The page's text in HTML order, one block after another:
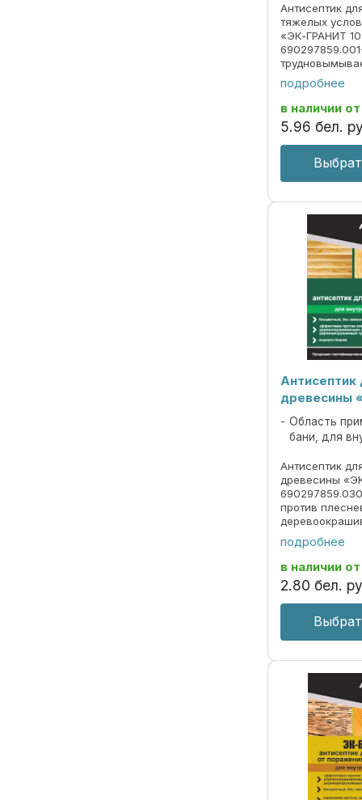
Антисептик
тяжелых
«ЭК-ГРАНИТ
подходит
условиях
против
подробнее
в наличии от
5.96 бел.
древесины
Область
бани, для
Антисептик
древесины
против
вызывает
металлов
наружных ...
подробнее
в наличии от
2.80 бел.